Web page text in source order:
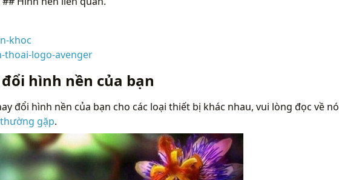
khoc
thoai-logo-avenger
hình nền của bạn
đổi hình nền của bạn cho các loại thiết bị khác nhau, vui lòng đọc về nó
gặp.